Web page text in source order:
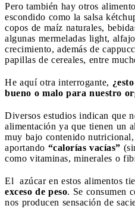
Pero también hay otros
escondido como la salsa
copos de maíz naturales,
algunas mermeladas light,
crecimiento, además de
papillas de cereales, entre
He aquí otra interrogante,
bueno o malo para nuestro
Diversos estudios indican que
alimentación ya que tienen un
muy bajo contenido
aportando “calorías vacías”
como vitaminas, minerales o
El azúcar en estos alimentos
exceso de peso. Se consumen
nos producen sensación de